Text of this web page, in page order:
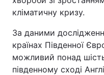
кліматичну кризу.
За даними
країнах Південної
можливий понад
південному сході